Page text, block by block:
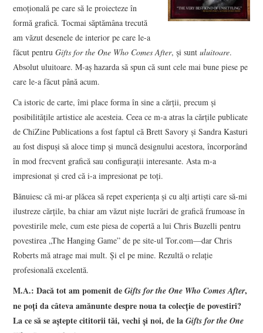
emoţională pe care să le proiecteze în
formă grafică. Tocmai săptămâna trecută
am văzut desenele de interior pe care le-a
făcut pentruGifts for the One Who Comes After, şi suntuluitoare.
Absolut uluitoare. M-aş hazarda să spun că sunt cele mai bune piese pe
care le-a făcut până acum.
Ca istoric de carte, îmi place forma în sine a cărţii, precum şi
posibilităţile artistice ale acesteia. Ceea ce m-a atras la cărţile publicate
de ChiZine Publications a fost faptul că Brett Savory şi Sandra Kasturi
au fost dispuşi să aloce timp şi muncă designului acestora, încorporând
în mod frecvent grafică sau configuraţii interesante. Asta m-a
impresionat şi cred că i-a impresionat pe toţi.
Bănuiesc că mi-ar plăcea să repet experienţa şi cu alţi artişti care să-mi
ilustreze cărţile, ba chiar am văzut nişte lucrări de grafică frumoase în
povestirile mele, cum este piesa de copertă a lui Chris Buzelli pentru
povestirea „The Hanging Game” de pe site-ul Tor.com—dar Chris
Roberts mă atrage mai mult. Şi el pe mine. Rezultă o relaţie
profesională excelentă.
M.A.: Dacă tot am pomenit deGifts for the One Who Comes After,
ne poţi da câteva amănunte despre noua ta colecţie de povestiri?
La ce să se aştepte cititorii tăi, vechi şi noi, de laGifts for the One